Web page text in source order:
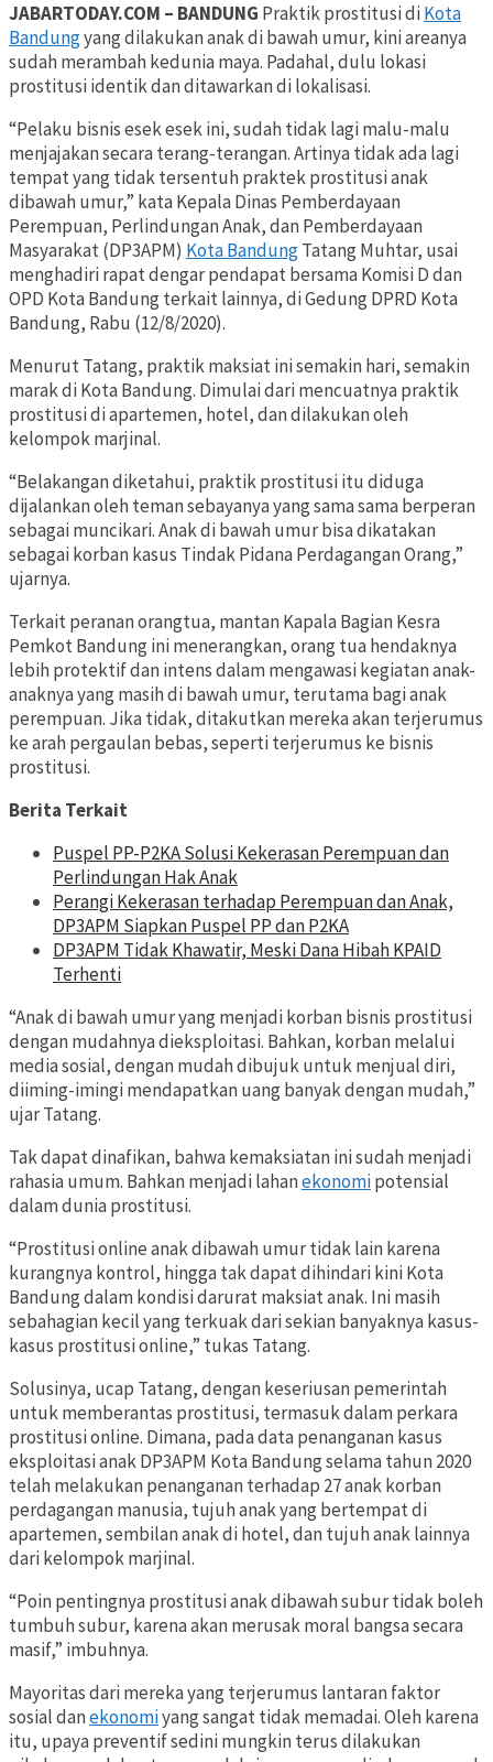
JABARTODAY.COM – BANDUNG Praktik prostitusi diKota
Bandungyang dilakukan anak di bawah umur, kini areanya
sudah merambah kedunia maya. Padahal, dulu lokasi
prostitusi identik dan ditawarkan di lokalisasi.
“Pelaku bisnis esek esek ini, sudah tidak lagi malu-malu
menjajakan secara terang-terangan. Artinya tidak ada lagi
tempat yang tidak tersentuh praktek prostitusi anak
dibawah umur,” kata Kepala Dinas Pemberdayaan
Perempuan, Perlindungan Anak, dan Pemberdayaan
Masyarakat (DP3APM) Kota BandungTatang Muhtar, usai
menghadiri rapat dengar pendapat bersama Komisi D dan
OPD Kota Bandung terkait lainnya, di Gedung DPRD Kota
Bandung, Rabu (12/8/2020).
Menurut Tatang, praktik maksiat ini semakin hari, semakin
marak di Kota Bandung. Dimulai dari mencuatnya praktik
prostitusi di apartemen, hotel, dan dilakukan oleh
kelompok marjinal.
“Belakangan diketahui, praktik prostitusi itu diduga
dijalankan oleh teman sebayanya yang sama sama berperan
sebagai muncikari. Anak di bawah umur bisa dikatakan
sebagai korban kasus Tindak Pidana Perdagangan Orang,”
ujarnya.
Terkait peranan orangtua, mantan Kapala Bagian Kesra
Pemkot Bandung ini menerangkan, orang tua hendaknya
lebih protektif dan intens dalam mengawasi kegiatan anak-
anaknya yang masih di bawah umur, terutama bagi anak
perempuan. Jika tidak, ditakutkan mereka akan terjerumus
ke arah pergaulan bebas, seperti terjerumus ke bisnis
prostitusi.
Berita Terkait
Puspel PP-P2KA Solusi Kekerasan Perempuan dan
Perlindungan Hak Anak
Perangi Kekerasan terhadap Perempuan dan Anak,
DP3APM Siapkan Puspel PP dan P2KA
DP3APM Tidak Khawatir, Meski Dana Hibah KPAID
Terhenti
“Anak di bawah umur yang menjadi korban bisnis prostitusi
dengan mudahnya dieksploitasi. Bahkan, korban melalui
media sosial, dengan mudah dibujuk untuk menjual diri,
diiming-imingi mendapatkan uang banyak dengan mudah,”
ujar Tatang.
Tak dapat dinafikan, bahwa kemaksiatan ini sudah menjadi
rahasia umum. Bahkan menjadi lahanekonomipotensial
dalam dunia prostitusi.
“Prostitusi online anak dibawah umur tidak lain karena
kurangnya kontrol, hingga tak dapat dihindari kini Kota
Bandung dalam kondisi darurat maksiat anak. Ini masih
sebahagian kecil yang terkuak dari sekian banyaknya kasus-
kasus prostitusi online,” tukas Tatang.
Solusinya, ucap Tatang, dengan keseriusan pemerintah
untuk memberantas prostitusi, termasuk dalam perkara
prostitusi online. Dimana, pada data penanganan kasus
eksploitasi anak DP3APM Kota Bandung selama tahun 2020
telah melakukan penanganan terhadap 27 anak korban
perdagangan manusia, tujuh anak yang bertempat di
apartemen, sembilan anak di hotel, dan tujuh anak lainnya
dari kelompok marjinal.
“Poin pentingnya prostitusi anak dibawah subur tidak boleh
tumbuh subur, karena akan merusak moral bangsa secara
masif,” imbuhnya.
Mayoritas dari mereka yang terjerumus lantaran faktor
sosial danekonomiyang sangat tidak memadai. Oleh karena
itu, upaya preventif sedini mungkin terus dilakukan